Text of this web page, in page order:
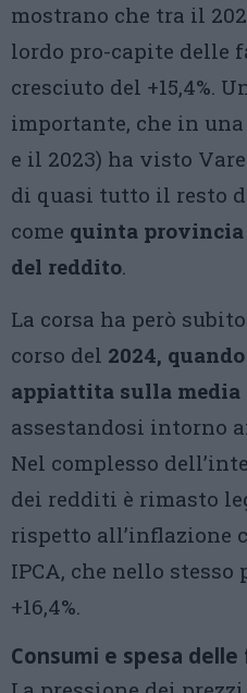
mostrano che tra il
lordo pro-capite delle
cresciuto del +15,4%.
importante, che in
e il 2023) ha visto
di quasi tutto il resto
come quinta
del reddito.
La corsa ha però
corso del 2024,
appiattita sulla media
assestandosi intorno
Nel complesso
dei redditi è rimasto
rispetto all’inflazione
IPCA, che nello
+16,4%.
Consumi e spesa